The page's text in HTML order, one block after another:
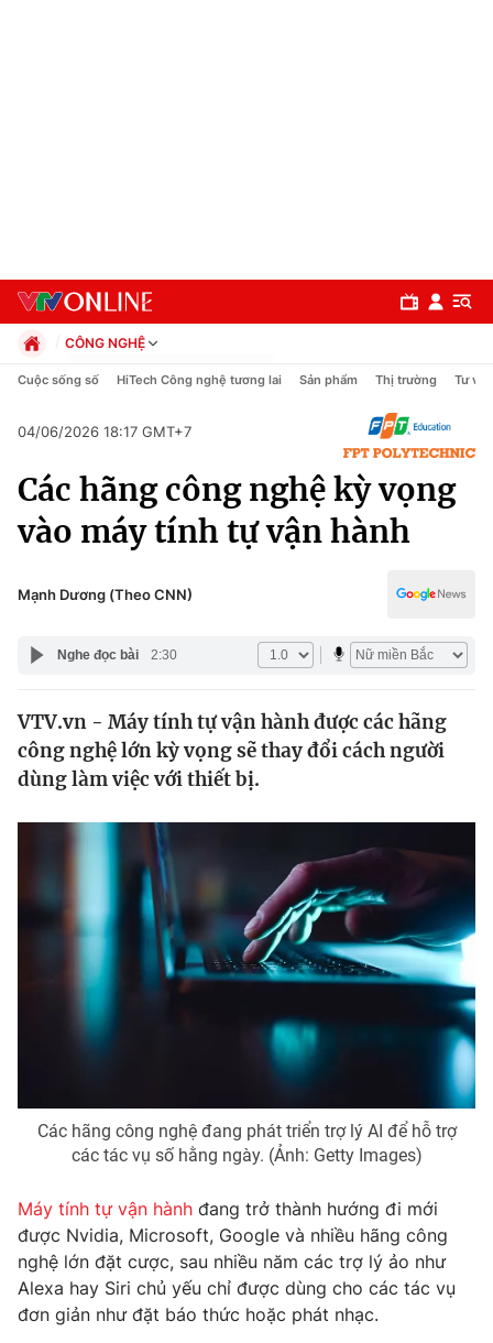
Chính trị
Thế giới
Câu chuyện quốc tế
Kinh tế
Thị trường
Góc doanh nghiệp
Dữ liệu và đời sống
Truyền hình
Phim VTV
Hậu trường
Khán giả
Giải sao mai
Giải trí
Sao
Du lịch
Làm đẹp
Chất lượng cuộc sống
Giáo dục
Học trực tuyến
Công nghệ
Hitech Công nghệ tương lai
Sản phẩm
Giao lưu trực tuyến
Lịch phát sóng
CÔNG NGHỆ
Chính trị
Pháp luật
Thể thao
Truyền hình
Văn hóa - Giải trí
Đời sống
Giáo dục
Cuộc sống số HiTech Công nghệ tương lai Sản phẩm Thị trường Tư vấn
04/06/2026 18:17 GMT+7
Các hãng công nghệ kỳ vọng
vào máy tính tự vận hành
Mạnh Dương (Theo CNN)
Nghe đọc bài 2:30
VTV.vn - Máy tính tự vận hành được các hãng
công nghệ lớn kỳ vọng sẽ thay đổi cách người
dùng làm việc với thiết bị.
Các hãng công nghệ đang phát triển trợ lý AI để hỗ trợ
các tác vụ số hằng ngày. (Ảnh: Getty Images)
Máy tính tự vận hành đang trở thành hướng đi mới
được Nvidia, Microsoft, Google và nhiều hãng công
nghệ lớn đặt cược, sau nhiều năm các trợ lý ảo như
Alexa hay Siri chủ yếu chỉ được dùng cho các tác vụ
đơn giản như đặt báo thức hoặc phát nhạc.